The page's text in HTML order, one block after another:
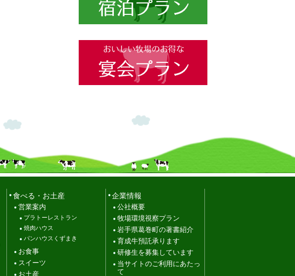
食べる・お土産
営業案内
プラトーレストラン
焼肉ハウス
パンハウスくずまき
お食事
スイーツ
お土産
企業情報
公社概要
牧場環境視察プラン
岩手県葛巻町の著書紹介
育成牛預託承ります
研修生を募集しています
当サイトのご利用にあたっ
て